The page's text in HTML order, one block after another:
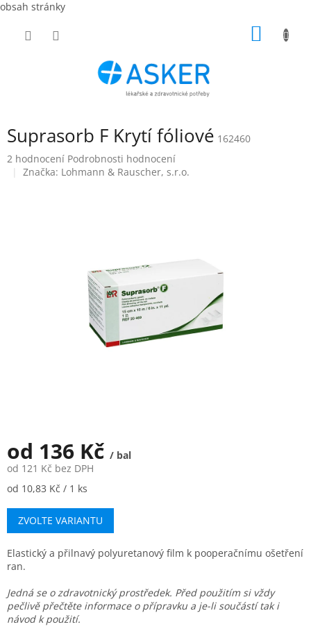
obsah stránky
Suprasorb F Krytí fóliové 162460
Průměrné
hodnocení
2 hodnocení Podrobnosti hodnocení
Značka: Lohmann & Rauscher, s.r.o.
od 136 Kč / bal
od 121 Kč bez DPH
Měrná
od 10,83 Kč / 1 ks
ZVOLTE VARIANTU
Elastický a přilnavý polyuretanový film k pooperačnímu ošetření
ran.
Jedná se o zdravotnický prostředek. Před použitím si vždy
pečlivě přečtěte informace o přípravku a je-li součástí tak i
návod k použití.